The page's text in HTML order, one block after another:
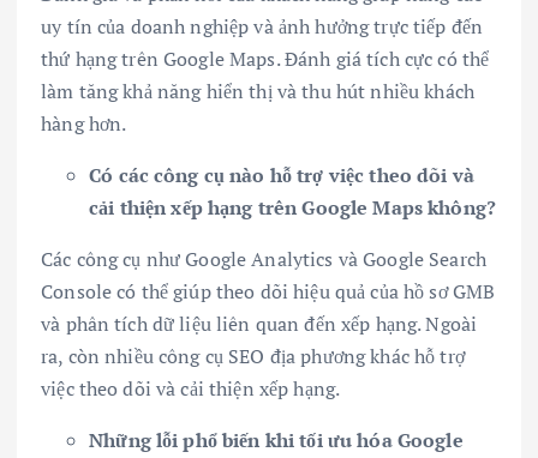
uy tín của doanh nghiệp và ảnh hưởng trực tiếp đến
thứ hạng trên Google Maps. Đánh giá tích cực có thể
làm tăng khả năng hiển thị và thu hút nhiều khách
hàng hơn.
Có các công cụ nào hỗ trợ việc theo dõi và
cải thiện xếp hạng trên Google Maps không?
Các công cụ như Google Analytics và Google Search
Console có thể giúp theo dõi hiệu quả của hồ sơ GMB
và phân tích dữ liệu liên quan đến xếp hạng. Ngoài
ra, còn nhiều công cụ SEO địa phương khác hỗ trợ
việc theo dõi và cải thiện xếp hạng.
Những lỗi phổ biến khi tối ưu hóa Google